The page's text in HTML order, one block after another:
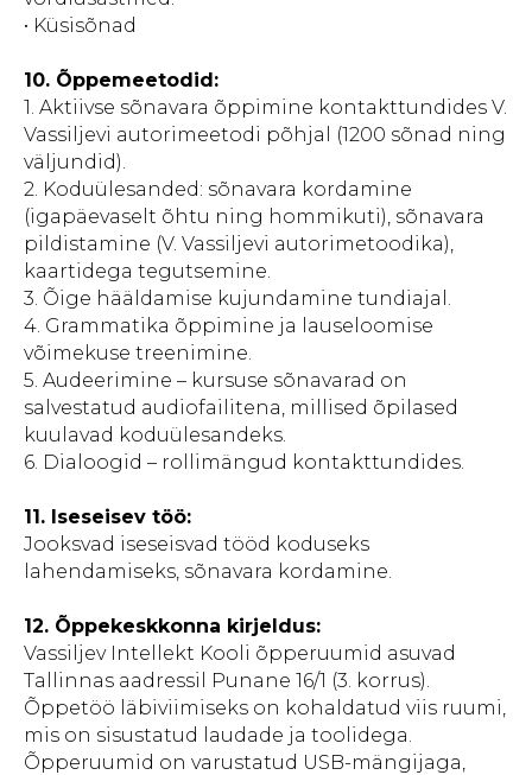
• Küsisõnad
10. Õppemeetodid:
1. Aktiivse sõnavara õppimine kontakttundides V.
Vassiljevi autorimeetodi põhjal (1200 sõnad ning
väljundid).
2. Koduülesanded: sõnavara kordamine
(igapäevaselt õhtu ning hommikuti), sõnavara
pildistamine (V. Vassiljevi autorimetoodika),
kaartidega tegutsemine.
3. Õige hääldamise kujundamine tundiajal.
4. Grammatika õppimine ja lauseloomise
võimekuse treenimine.
5. Audeerimine – kursuse sõnavarad on
salvestatud audiofailitena, millised õpilased
kuulavad koduülesandeks.
6. Dialoogid – rollimängud kontakttundides.
11. Iseseisev töö:
Jooksvad iseseisvad tööd koduseks
lahendamiseks, sõnavara kordamine.
12. Õppekeskkonna kirjeldus:
Vassiljev Intellekt Kooli õpperuumid asuvad
Tallinnas aadressil Punane 16/1 (3. korrus).
Õppetöö läbiviimiseks on kohaldatud viis ruumi,
mis on sisustatud laudade ja toolidega.
Õpperuumid on varustatud USB-mängijaga,